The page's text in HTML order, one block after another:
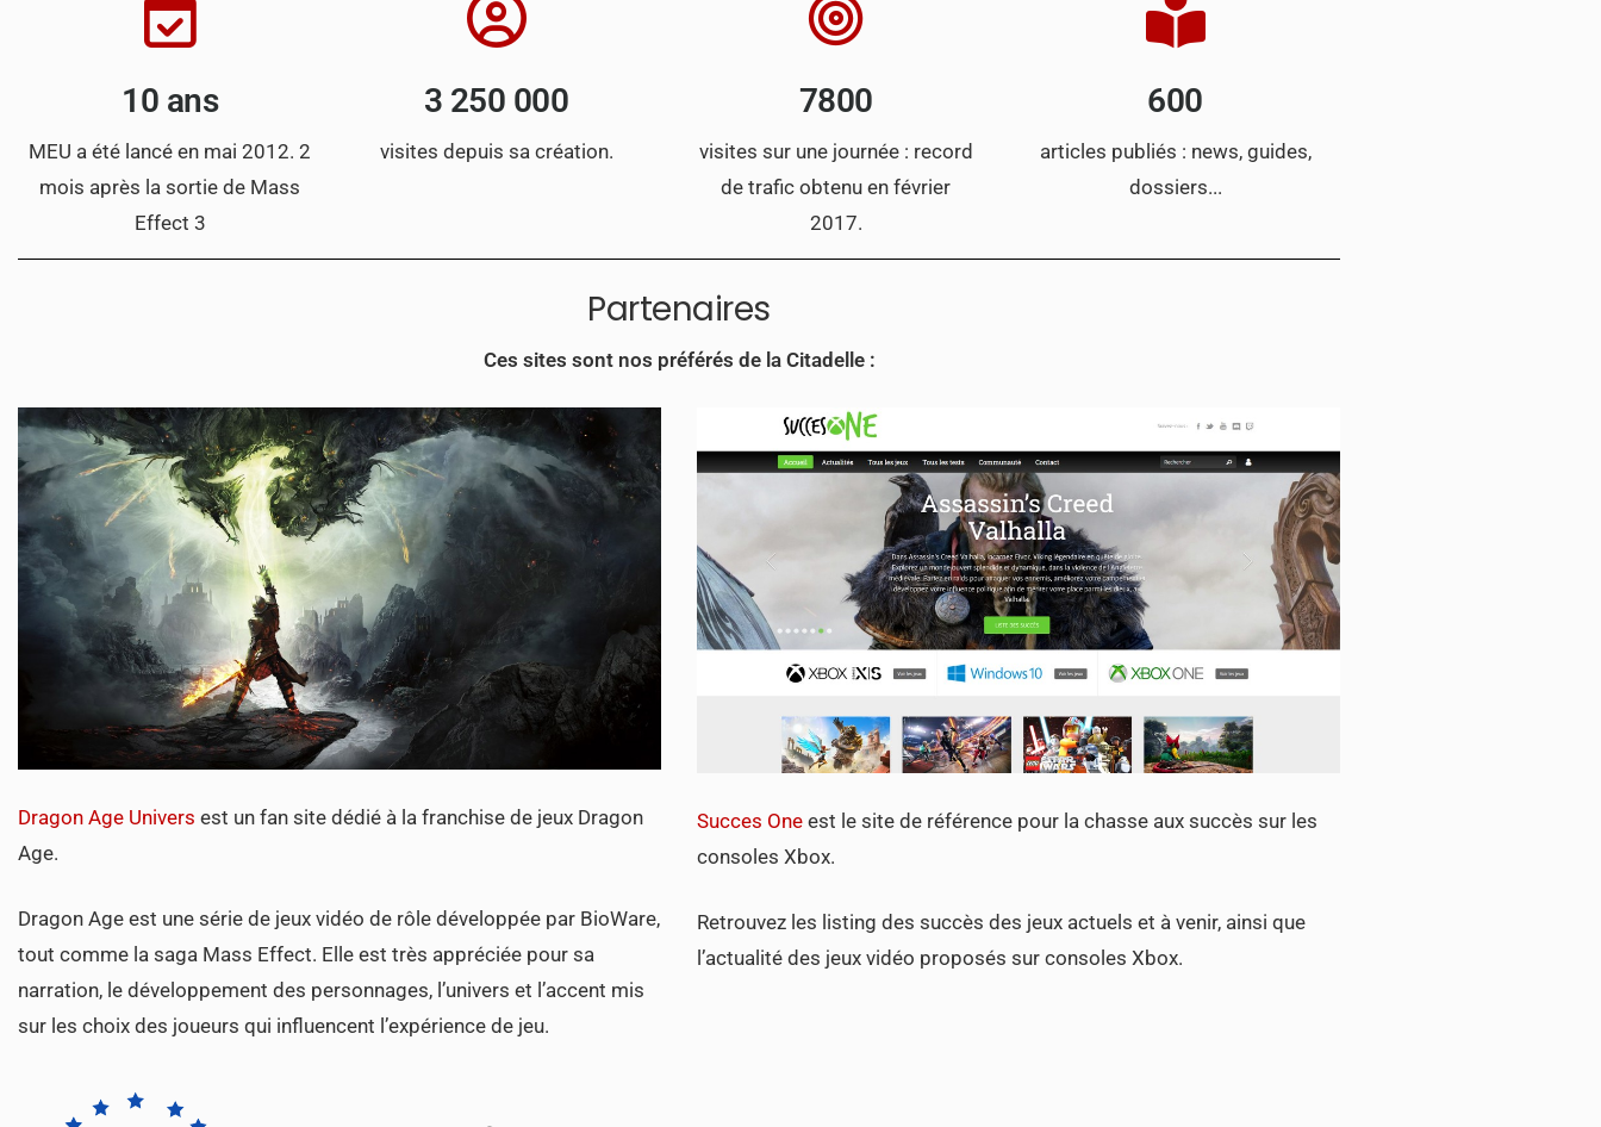
10 ans
MEU a été lancé en mai 2012. 2
mois après la sortie de Mass
Effect 3
3 250 000
visites depuis sa création.
7800
visites sur une journée : record
de trafic obtenu en février
2017.
600
articles publiés : news, guides,
dossiers...
Partenaires
Ces sites sont nos préférés de la Citadelle :
Dragon Age Univers est un fan site dédié à la franchise de jeux Dragon
Age.
Dragon Age est une série de jeux vidéo de rôle développée par BioWare,
tout comme la saga Mass Effect. Elle est très appréciée pour sa
narration, le développement des personnages, l’univers et l’accent mis
sur les choix des joueurs qui influencent l’expérience de jeu.
Succes One est le site de référence pour la chasse aux succès sur les
consoles Xbox.
Retrouvez les listing des succès des jeux actuels et à venir, ainsi que
l’actualité des jeux vidéo proposés sur consoles Xbox.